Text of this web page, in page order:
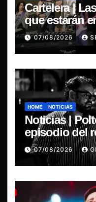
Cartelera |
que estarán
Violator en
07/08/2026
HOME NOTICIAS
Noticias |
episodio del
chileno con
“Esencial
07/08/2026